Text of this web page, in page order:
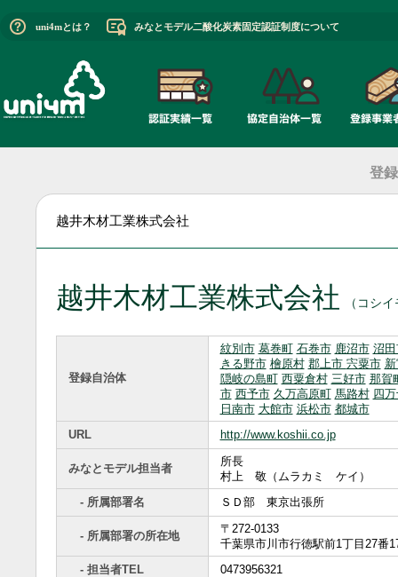
uni4mとは？ みなとモデル二酸化炭素固定認証制度について
登
越井木材工業株式会社
越井木材工業株式会社 （コシ
登録自治体
紋別市 葛巻町 石巻市 鹿沼市 沼田
きる野市 檜原村 郡上市 宍粟市
隠岐の島町 西粟倉村 三好市 那賀
市 西予市 久万高原町 馬路村 四
日南市 大館市 浜松市 都城市
URL
http://www.koshii.co.jp
みなとモデル担当者
所長
村上 敬（ムラカミ ケイ）
- 所属部署名
ＳＤ部 東京出張所
- 所属部署の所在地
〒272-0133
千葉県市川市行徳駅前1丁目27番
- 担当者TEL
0473956321